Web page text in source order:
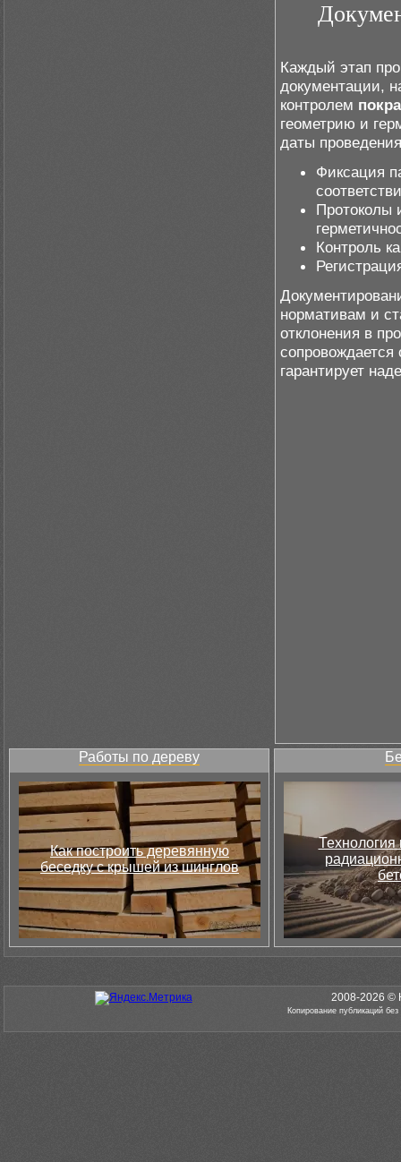
Каждый этап
документации,
контролем
геометрию и
даты
Фиксация
Протоколы
Контроль
нормативам и
отклонения в
гарантирует
Работы по дереву
Как построить деревянную
беседку с крышей из шинглов
Технология
2008-2026 ©
Копирование публикаций